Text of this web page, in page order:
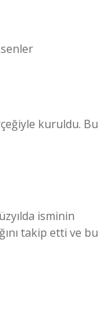
kuruldu. Bu
isminin
takip etti ve bu